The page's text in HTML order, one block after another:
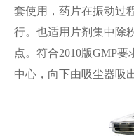
套使用，药片在振动过
行。也适用片剂集中除
点。符合2010版GMP
中心，向下由吸尘器吸